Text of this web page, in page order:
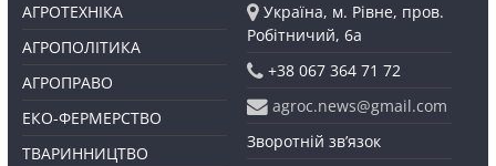
АГРОТЕХНІКА
АГРОПОЛІТИКА
АГРОПРАВО
ЕКО-ФЕРМЕРСТВО
ТВАРИННИЦТВО
Україна, м. Рівне, пров.
Робітничий, 6а
+38 067 364 71 72
agroc.news@gmail.com
Зворотній зв’язок